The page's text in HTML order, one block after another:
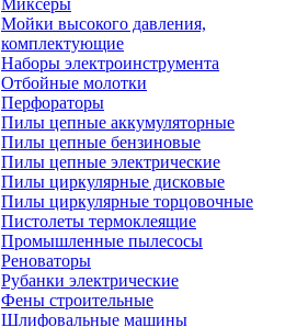
Миксеры
Мойки высокого давления,
комплектующие
Наборы электроинструмента
Отбойные молотки
Перфораторы
Пилы цепные аккумуляторные
Пилы цепные бензиновые
Пилы цепные электрические
Пилы циркулярные дисковые
Пилы циркулярные торцовочные
Пистолеты термоклеящие
Промышленные пылесосы
Реноваторы
Рубанки электрические
Фены строительные
Шлифовальные машины